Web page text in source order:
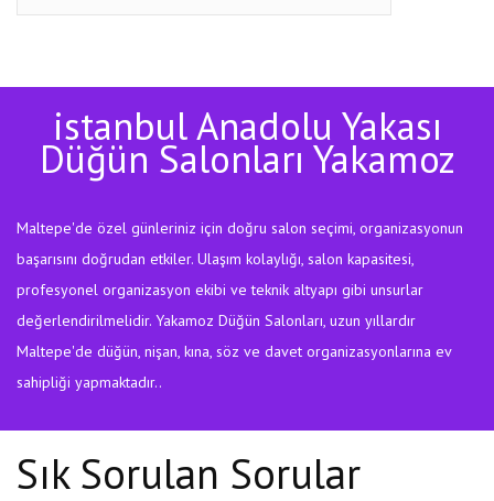
istanbul Anadolu Yakası
Düğün Salonları Yakamoz
Maltepe'de özel günleriniz için doğru salon seçimi, organizasyonun
başarısını doğrudan etkiler. Ulaşım kolaylığı, salon kapasitesi,
profesyonel organizasyon ekibi ve teknik altyapı gibi unsurlar
değerlendirilmelidir. Yakamoz Düğün Salonları, uzun yıllardır
Maltepe'de düğün, nişan, kına, söz ve davet organizasyonlarına ev
sahipliği yapmaktadır..
Sık Sorulan Sorular